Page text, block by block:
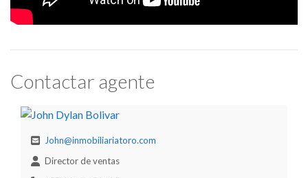
Contactar agente
John@inmobiliariatoro.com
Director de ventas